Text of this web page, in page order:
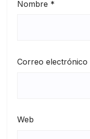
Nombre *
Correo electrónico
Web